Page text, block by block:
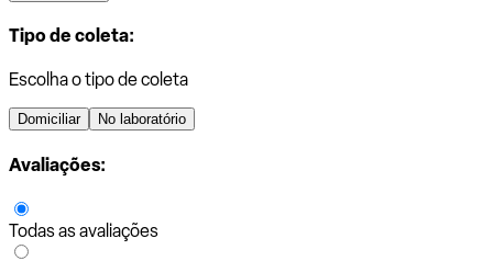
Tipo de coleta:
Escolha o tipo de coleta
Domiciliar No laboratório
Avaliações:
Todas as avaliações